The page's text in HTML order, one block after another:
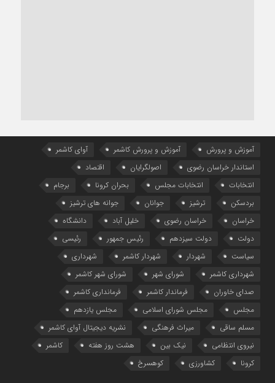
آموزش و پرورش آموزش و پرورش کاشمر
آوای کاشمر
استاندار خراسان رضوی
اصولگرایان
اقتصاد
انتخابات
انتخابات مجلس بحران کرونا
برجام
بردسکن
ترشیز جوانان
جوانه های ترشیز
خراسان
خراسان رضوی خلیل آباد
دانشگاه
دولت
دولت سیزدهم رئیس جمهور
رئیسی
سیاست
شهردار شهردار کاشمر
شهرداری
شهرداری کاشمر
شورای شهر
شورای شهر کاشمر
صدای خاوران
فرماندار کاشمر
فرمانداری کاشمر
مجلس
مجلس شورای اسلامی
مجلس یازدهم
مسلم ساقی
میراث فرهنگی
نشریه دیجیتال آوای کاشمر
نیروی انتظامی
نیک بین هشت روز هفته
کاشمر
کرونا
کشاورزی کوهسرخ